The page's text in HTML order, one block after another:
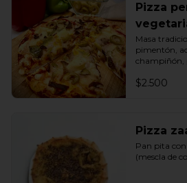
Pizza
Masa
pimentón,
champiñón,
$2.500
Pizza
Pan pita
(mescla de